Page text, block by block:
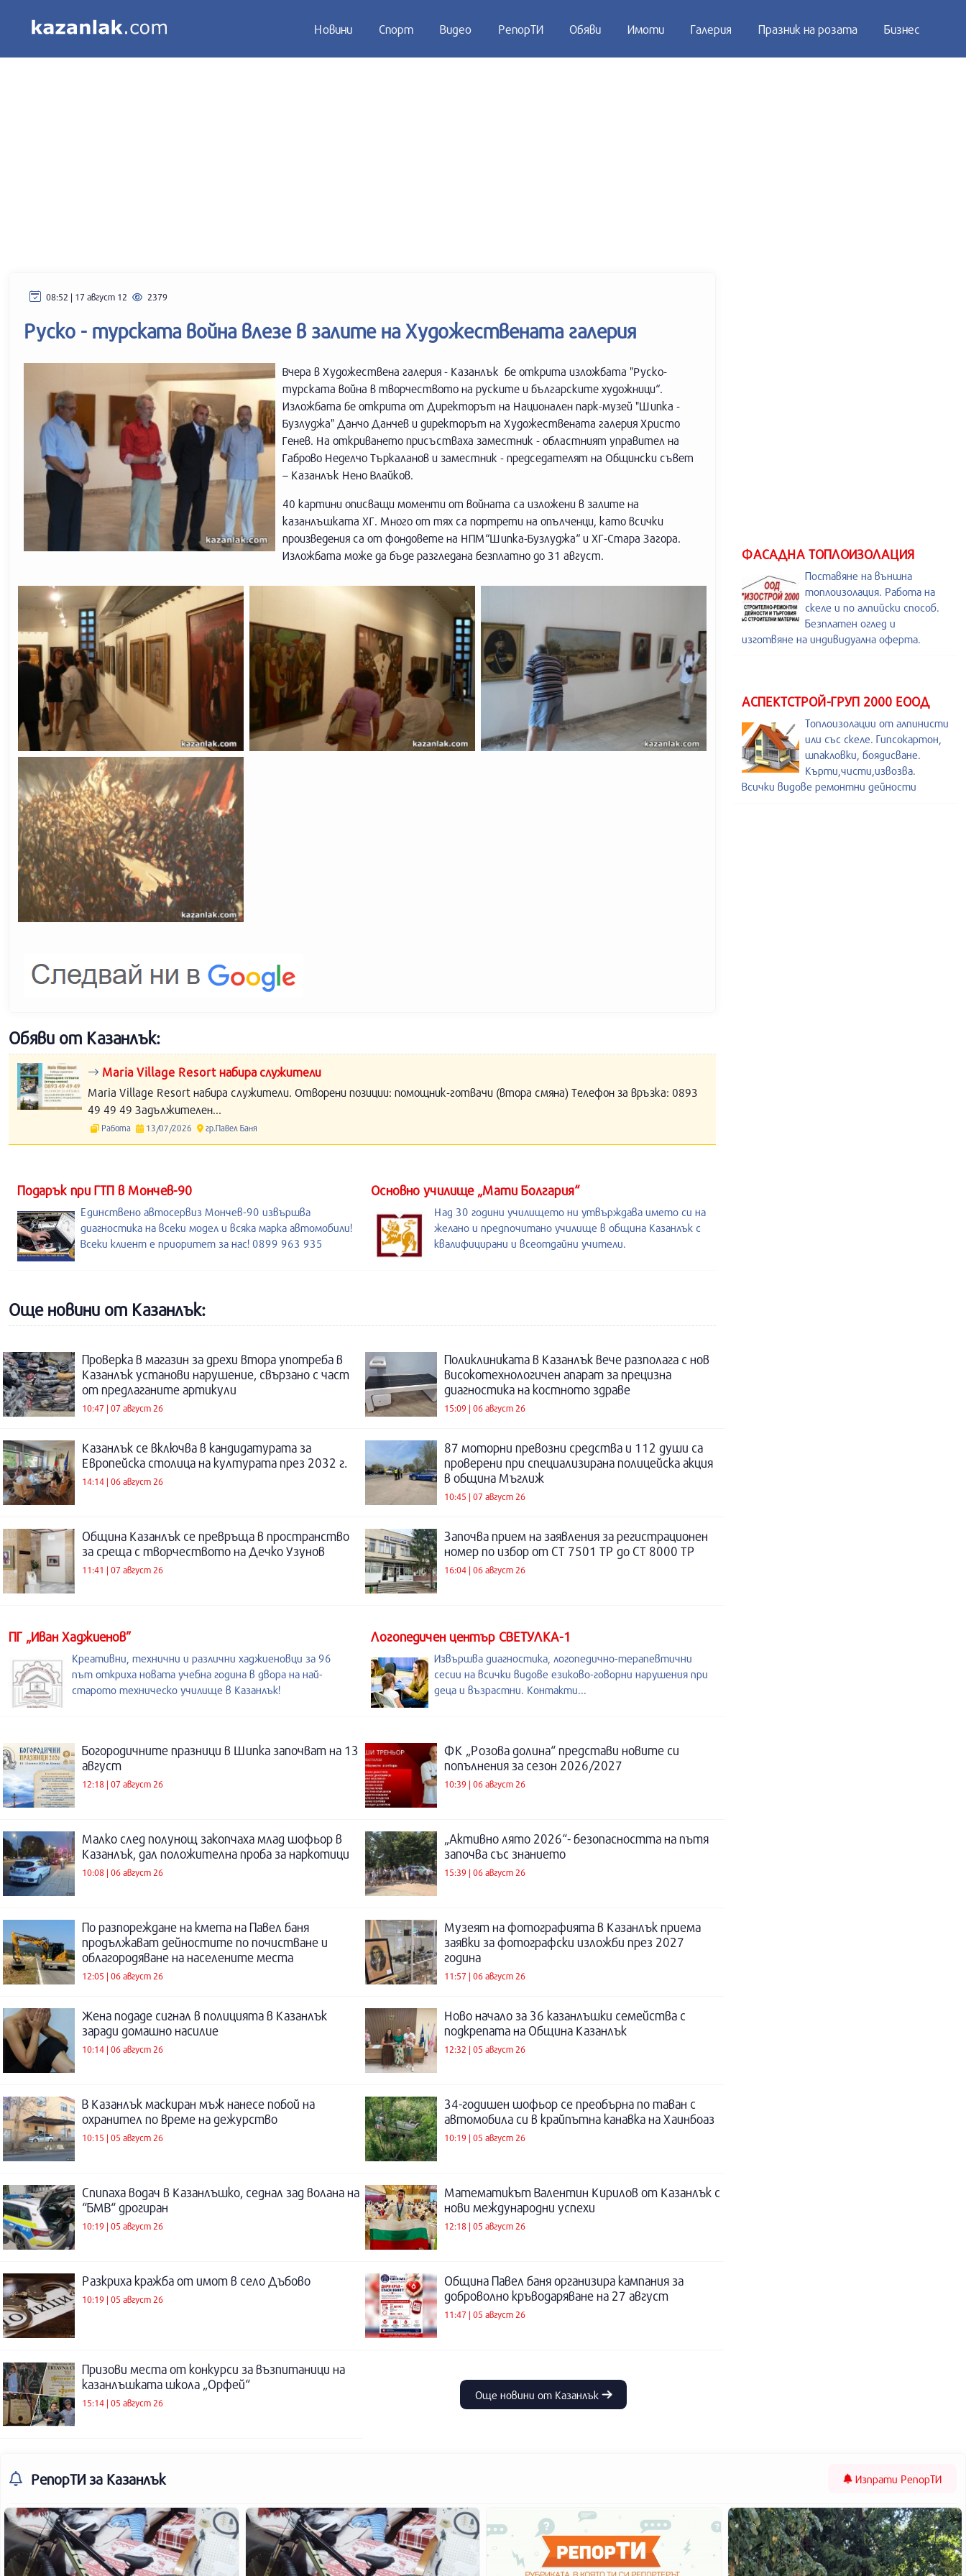
Новини Спорт Видео РепорТИ Обяви Имоти Галерия Празник на розата Бизнес
08:52 | 17 август 12 2379
Руско - турската война влезе в залите на Художествената галерия
Вчера в Художествена галерия - Казанлък бе открита изложбата "Руско-
турската война в творчеството на руските и българските художници“.
Изложбата бе открита от Директорът на Национален парк-музей "Шипка -
Бузлуджа" Данчо Данчев и директорът на Художествената галерия Христо
Генев. На откриването присъстваха заместник - областният управител на
Габрово Неделчо Търкаланов и заместник - председателят на Общински съвет
– Казанлък Нено Влайков.
40 картини описващи моменти от войната са изложени в залите на
казанлъшката ХГ. Много от тях са портрети на опълченци, като всички
произведения са от фондовете на НПМ“Шипка-Бузлуджа“ и ХГ-Стара Загора.
Изложбата може да бъде разгледана безплатно до 31 август.
Обяви от Казанлък:
Maria Village Resort набира служители
Maria Village Resort набира служители. Отворени позиции: помощник-готвачи (втора смяна) Телефон за връзка: 0893
49 49 49 Задължителен...
Работа 13/07/2026 гр.Павел Баня
ФАСАДНА ТОПЛОИЗОЛАЦИЯ
Поставяне на външна
топлоизолация. Работа на
скеле и по алпийски способ.
Безплатен оглед и
изготвяне на индивидуална оферта.
АСПЕКТСТРОЙ-ГРУП 2000 ЕООД
Топлоизолации от алпинисти
или със скеле. Гипсокартон,
шпакловки, боядисване.
Кърти,чисти,извозва.
Всички видове ремонтни дейности
Подарък при ГТП в Мончев-90
Единствено автосервиз Мончев-90 извършва
диагностика на всеки модел и всяка марка автомобили!
Всеки клиент е приоритет за нас! 0899 963 935
Основно училище „Мати Болгария“
Над 30 години училището ни утвърждава името си на
желано и предпочитано училище в община Казанлък с
квалифицирани и всеотдайни учители.
Още новини от Казанлък:
Проверка в магазин за дрехи втора употреба в
Казанлък установи нарушение, свързано с част
от предлаганите артикули
10:47 | 07 август 26
Поликлиниката в Казанлък вече разполага с нов
високотехнологичен апарат за прецизна
диагностика на костното здраве
15:09 | 06 август 26
Казанлък се включва в кандидатурата за
Европейска столица на културата през 2032 г.
14:14 | 06 август 26
87 моторни превозни средства и 112 души са
проверени при специализирана полицейска акция
в община Мъглиж
10:45 | 07 август 26
Община Казанлък се превръща в пространство
за среща с творчеството на Дечко Узунов
11:41 | 07 август 26
Започва прием на заявления за регистрационен
номер по избор от СТ 7501 ТР до СТ 8000 ТР
16:04 | 06 август 26
ПГ „Иван Хаджиенов”
Креативни, технични и различни хаджиеновци за 96
път откриха новата учебна година в двора на най-
старото техническо училище в Казанлък!
Логопедичен център СВЕТУЛКА-1
Извършва диагностика, логопедично-терапевтични
сесии на всички видове езиково-говорни нарушения при
деца и възрастни. Контакти...
Богородичните празници в Шипка започват на 13
август
12:18 | 07 август 26
ФК „Розова долина“ представи новите си
попълнения за сезон 2026/2027
10:39 | 06 август 26
Малко след полунощ закопчаха млад шофьор в
Казанлък, дал положителна проба за наркотици
10:08 | 06 август 26
„Активно лято 2026“- безопасността на пътя
започва със знанието
15:39 | 06 август 26
По разпореждане на кмета на Павел баня
продължават дейностите по почистване и
облагородяване на населените места
12:05 | 06 август 26
Музеят на фотографията в Казанлък приема
заявки за фотографски изложби през 2027
година
11:57 | 06 август 26
Жена подаде сигнал в полицията в Казанлък
заради домашно насилие
10:14 | 06 август 26
Ново начало за 36 казанлъшки семейства с
подкрепата на Община Казанлък
12:32 | 05 август 26
В Казанлък маскиран мъж нанесе побой на
охранител по време на дежурство
10:15 | 05 август 26
34-годишен шофьор се преобърна по таван с
автомобила си в крайпътна канавка на Хаинбоаз
10:19 | 05 август 26
Спипаха водач в Казанлъшко, седнал зад волана на
“БМВ“ дрогиран
10:19 | 05 август 26
Математикът Валентин Кирилов от Казанлък с
нови международни успехи
12:18 | 05 август 26
Разкриха кражба от имот в село Дъбово
10:19 | 05 август 26
Община Павел баня организира кампания за
доброволно кръводаряване на 27 август
11:47 | 05 август 26
Призови места от конкурси за възпитаници на
казанлъшката школа „Орфей“
15:14 | 05 август 26
Още новини от Казанлък
РепорТИ за Казанлък Изпрати РепорТИ